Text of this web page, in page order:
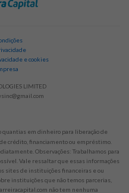
e cookies
LIMITED
quantias em dinheiro para liberação de
crédito, financiamento ou empréstimo.
Observações: Trabalhamos para
Vale ressaltar que essas informações
sites de instituições financeiras e ou
instituições que não temos parcerias,
não tem nenhuma